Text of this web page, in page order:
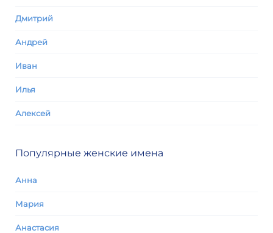
Дмитрий
Андрей
Иван
Илья
Алексей
Популярные женские имена
Анна
Мария
Анастасия